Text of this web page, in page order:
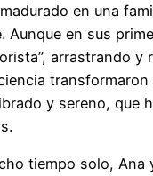
en una
Aunque en sus
arrastrando y
transformaron
y sereno, que
tiempo solo, Ana